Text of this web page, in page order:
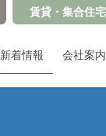
賃貸・集合住
新着情報 会社案内